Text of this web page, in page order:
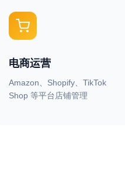
电商运营
Amazon、Shopify、TikTok
Shop 等平台店铺管理